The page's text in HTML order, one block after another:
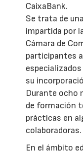
CaixaBank.
Se trata de
impartida por
Cámara de
participantes
su
Durante ocho
de formación
prácticas en
colaboradoras.
En el ámbito